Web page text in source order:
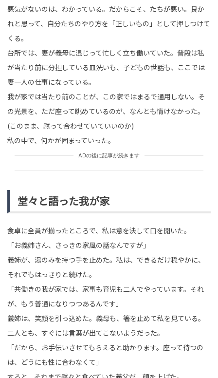
悪気がないのは、わかっている。だからこそ、たちが悪い。良か
れと思って、自分たちのやり方を「正しいもの」として押しつけて
くる。
台所では、妻が義母に混じって忙しく立ち働いていた。普段は私
が当たり前に分担している皿洗いも、子どもの世話も、ここでは
妻一人の仕事になっている。
我が家では当たり前のことが、この家ではまるで通用しない。そ
の光景を、ただ座って眺めているのが、なんとも情けなかった。
(このまま、黙って合わせていていいのか)
私の中で、何かが固まっていった。
ADの後に記事が続きます
堂々と語った我が家
食卓に全員が揃ったところで、私は意を決して口を開いた。
「お義姉さん、さっきの家風の話なんですが」
義姉が、湯のみを持つ手を止めた。私は、できるだけ穏やかに、
それでもはっきりと続けた。
「共働きの我が家では、家事も育児も二人でやっています。それ
が、もう普通になりつつあるんです」
義姉は、笑顔を引っ込めた。義母も、箸を止めて私を見ている。
二人とも、すぐには言葉が出てこないようだった。
「だから、お手伝いさせてもらえると助かります。座って待つの
は、どうにも性に合わなくて」